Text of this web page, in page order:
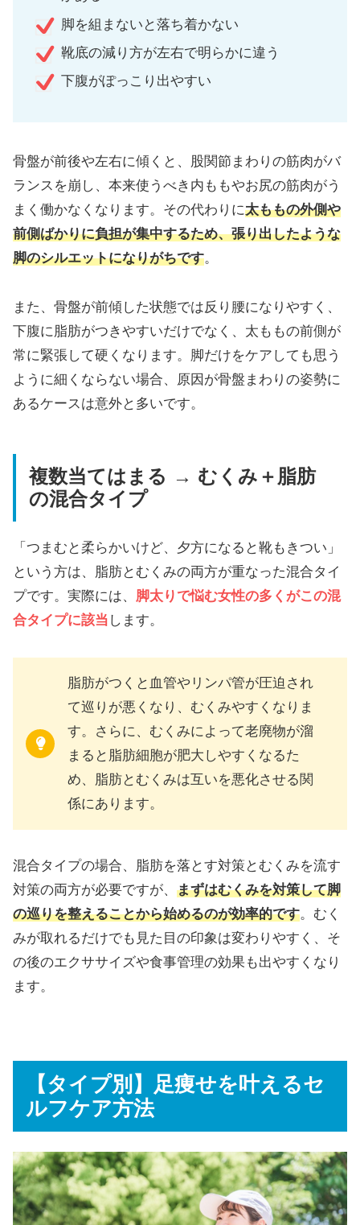
脚を組まないと落ち着かない
靴底の減り方が左右で明らかに違う
下腹がぽっこり出やすい
骨盤が前後や左右に傾くと、股関節まわりの筋肉がバ
ランスを崩し、本来使うべき内ももやお尻の筋肉がう
まく働かなくなります。その代わりに太ももの外側や
前側ばかりに負担が集中するため、張り出したような
脚のシルエットになりがちです。
また、骨盤が前傾した状態では反り腰になりやすく、
下腹に脂肪がつきやすいだけでなく、太ももの前側が
常に緊張して硬くなります。脚だけをケアしても思う
ように細くならない場合、原因が骨盤まわりの姿勢に
あるケースは意外と多いです。
複数当てはまる → むくみ＋脂肪
の混合タイプ
「つまむと柔らかいけど、夕方になると靴もきつい」
という方は、脂肪とむくみの両方が重なった混合タイ
プです。実際には、 脚太りで悩む女性の多くがこの混
合タイプに該当 します。
脂肪がつくと血管やリンパ管が圧迫され
て巡りが悪くなり、むくみやすくなりま
す。さらに、むくみによって老廃物が溜
まると脂肪細胞が肥大しやすくなるた
め、脂肪とむくみは互いを悪化させる関
係にあります。
混合タイプの場合、脂肪を落とす対策とむくみを流す
対策の両方が必要ですが、 まずはむくみを対策して脚
の巡りを整えることから始めるのが効率的です。むく
みが取れるだけでも見た目の印象は変わりやすく、そ
の後のエクササイズや食事管理の効果も出やすくなり
ます。
【タイプ別】足痩せを叶えるセ
ルフケア方法